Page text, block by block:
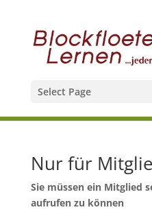
Select Page
Nur für
Sie müssen ein Mitglied
aufrufen zu können